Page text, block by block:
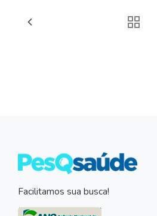
Facilitamos sua busca!